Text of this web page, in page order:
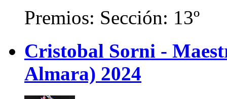
Premios: Sección: 13º
Cristobal Sorni -
Almara) 2024